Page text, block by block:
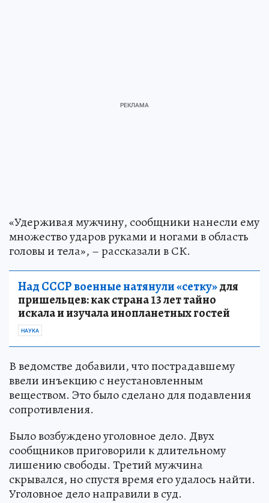
«Удерживая мужчину, сообщники нанесли ему
множество ударов руками и ногами в область
головы и тела», – рассказали в СК.
Над СССР военные натянули «сетку»для
пришельцев: как страна 13 лет тайно
искала и изучала инопланетных гостей
НАУКА
В ведомстве добавили, что пострадавшему
ввели инъекцию с неустановленным
веществом. Это было сделано для подавления
сопротивления.
Было возбуждено уголовное дело. Двух
сообщников приговорили к длительному
лишению свободы. Третий мужчина
скрывался, но спустя время его удалось найти.
Уголовное дело направили в суд.